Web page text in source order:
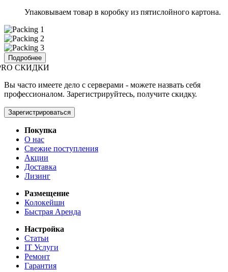
Упаковываем товар в коробку из пятислойного картона.
Подробнее
СКИДКИ
Вы часто имеете дело с серверами - можете назвать себя
профессионалом. Зарегистрируйтесь, получите скидку.
Зарегистрироваться
Покупка
О нас
Свежие поступления
Акции
Доставка
Лизинг
Размещение
Колокейшн
Быстрая Аренда
Настройка
Статьи
IT Услуги
Ремонт
Гарантия